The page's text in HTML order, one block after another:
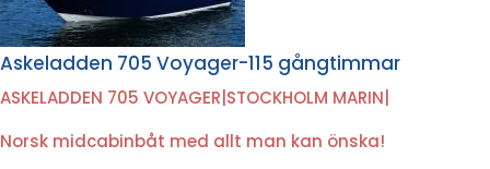
Askeladden 705 Voyager-115 gångtimmar
ASKELADDEN 705 VOYAGER STOCKHOLM MARIN
Norsk midcabinbåt med allt man kan önska!